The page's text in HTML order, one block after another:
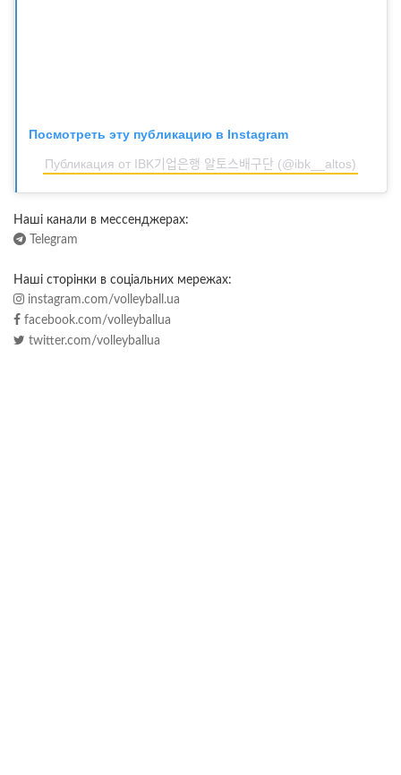
Посмотреть эту публикацию в Instagram
Публикация от IBK기업은행 알토스배구단 (@ibk__altos)
Наші канали в мессенджерах:
Telegram
Наші сторінки в соціальних мережах:
instagram.com/volleyball.ua
facebook.com/volleyballua
twitter.com/volleyballua